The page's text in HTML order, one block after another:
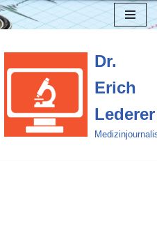
Dr.
Erich
Lederer